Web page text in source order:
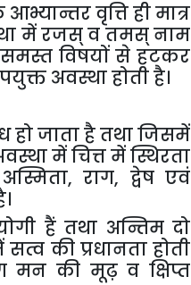
आभ्यान्तरवृत्तिहीमात्र
मेंरजस्व तमस्नाम
समस्त विषयों से हटकर
अवस्थाहोतीहै।
होजाताहैतथाजिसमें
मेंचित्तमेंस्थिरता
अस्मिता,राग, द्वेष एवं
हैं तथा अन्तिम दो
सत्व की प्रधानता होती
मन की मूढ़ व क्षिप्त